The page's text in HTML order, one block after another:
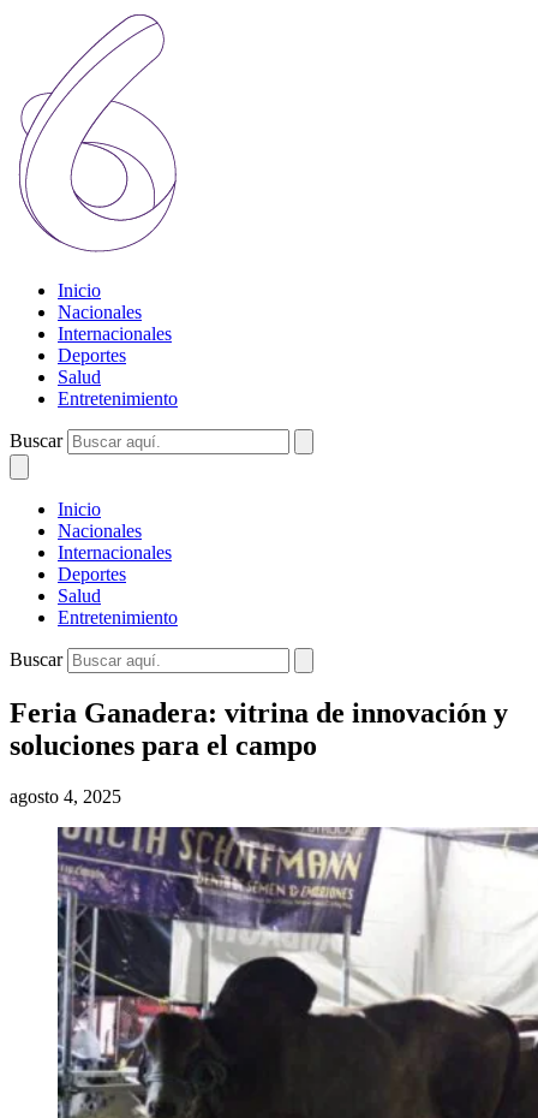
Inicio
Nacionales
Internacionales
Deportes
Salud
Entretenimiento
Buscar
Inicio
Nacionales
Internacionales
Deportes
Salud
Entretenimiento
Buscar
Feria Ganadera: vitrina de innovación y
soluciones para el campo
agosto 4, 2025